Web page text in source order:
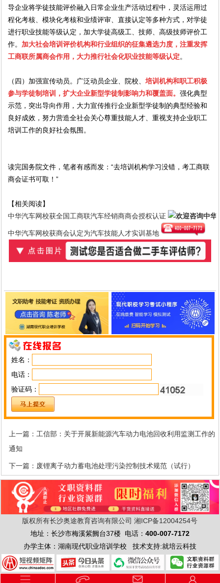
导企业将学徒技能评价融入日常企业生产活动过程中，灵活运用过
程化考核、模块化考核和业绩评审、直接认定等多种方式，对学徒
进行职业技能等级认定，加大学徒高级工、技师、高级技师评价工
作。 加大社会培训评价机构和行业组织的征集遴选力度，注重发挥
工商联所属商会作用，大力推行社会化职业技能等级认定。
（四）加强宣传动员。广泛动员企业、院校、 培训机构和职工积极
参与学徒制培训，扩大企业新型学徒制影响力和覆盖面。 强化典型
示范，突出导向作用，大力宣传推行企业新型学徒制的典型经验和
良好成效，努力营造全社会关心尊重技能人才、重视支持企业职工
培训工作的良好社会氛围。
读完国务院文件，笔者有感而发：“去培训机构学习没错，考工商联
商会证书可取！”
【相关阅读】
中华汽车网校获全国工商联汽车经销商商会授权认证
中华汽车网校获商会认定为汽车技能人才实训基地
姓名：
电话：
验证码：
上一篇： 工信部：关于开展新能源汽车动力电池回收利用监测工作的
通知
下一篇： 废锂离子动力蓄电池处理污染控制技术规范（试行）
版权所有长沙奥途教育咨询有限公司 湘ICP备12004254号
地址：长沙市梅溪紫阙台37楼 电话： 400-007-7172
办学主体：湖南现代职业培训学校 技术支持:就培云科技